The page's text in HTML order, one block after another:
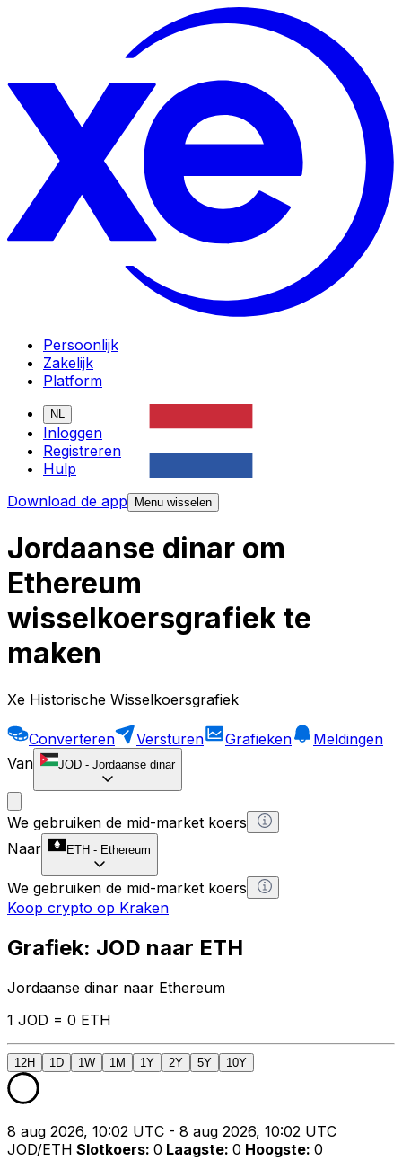
Persoonlijk
Zakelijk
Platform
NL
Inloggen
Registreren
Hulp
Download de app
Menu wisselen
Jordaanse dinar om
Ethereum
wisselkoersgrafiek te
maken
Xe Historische Wisselkoersgrafiek
Converteren Versturen Grafieken
Meldingen
Van
JOD - Jordaanse dinar
We gebruiken de mid-market koers
Naar
ETH - Ethereum
We gebruiken de mid-market koers
Koop crypto op Kraken
Grafiek: JOD naar ETH
Jordaanse dinar naar Ethereum
1 JOD = 0 ETH
12H 1D 1W 1M 1Y 2Y 5Y 10Y
8 aug 2026, 10:02 UTC - 8 aug 2026, 10:02 UTC
JOD/ETH Slotkoers: 0 Laagste: 0 Hoogste: 0